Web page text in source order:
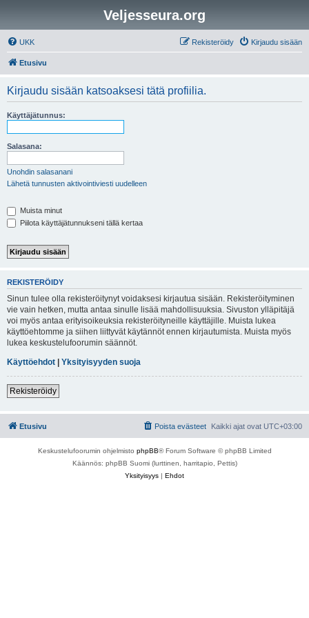
Veljesseura.org
UKK Kirjaudu sisään
Rekisteröidy
Etusivu
Kirjaudu sisään katsoaksesi tätä profiilia.
Käyttäjätunnus:
Salasana:
Unohdin salasanani
Lähetä tunnusten aktivointiviesti uudelleen
Muista minut
Piilota käyttäjätunnukseni tällä kertaa
REKISTERÖIDY
Sinun tulee olla rekisteröitynyt voidaksesi kirjautua sisään. Rekisteröityminen
vie vain hetken, mutta antaa sinulle lisää mahdollisuuksia. Sivuston ylläpitäjä
voi myös antaa erityisoikeuksia rekisteröityneille käyttäjille. Muista lukea
käyttöehtomme ja siihen liittyvät käytännöt ennen kirjautumista. Muista myös
lukea keskustelufoorumin säännöt.
Käyttöehdot | Yksityisyyden suoja
Rekisteröidy
Etusivu Kaikki ajat ovat UTC+03:00
Poista evästeet
Keskustelufoorumin ohjelmisto phpBB® Forum Software © phpBB Limited
Käännös: phpBB Suomi (lurttinen, harritapio, Pettis)
Yksityisyys | Ehdot